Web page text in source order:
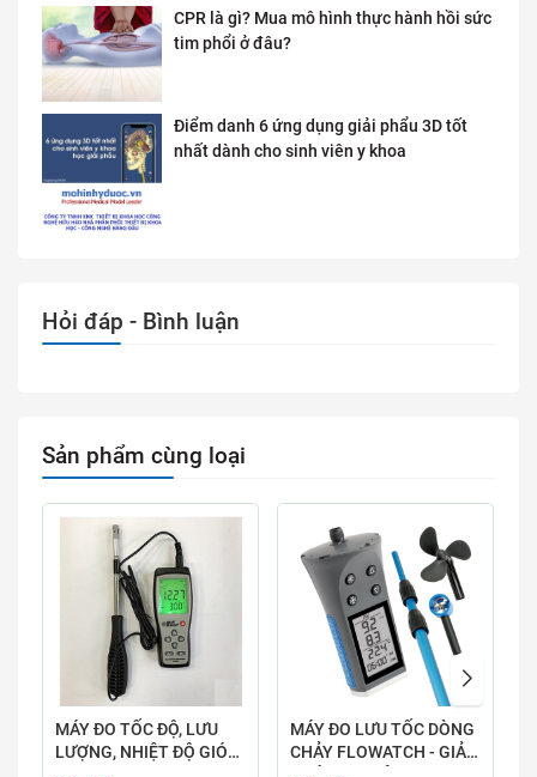
CPR là gì? Mua mô hình thực hành hồi sức
tim phổi ở đâu?
Điểm danh 6 ứng dụng giải phẩu 3D tốt
nhất dành cho sinh viên y khoa
Hỏi đáp - Bình luận
Sản phẩm cùng loại
MÁY ĐO TỐC ĐỘ, LƯU
LƯỢNG, NHIỆT ĐỘ GIÓ
MÁY ĐO LƯU TỐC DÒNG
CHẢY FLOWATCH - GIẢI